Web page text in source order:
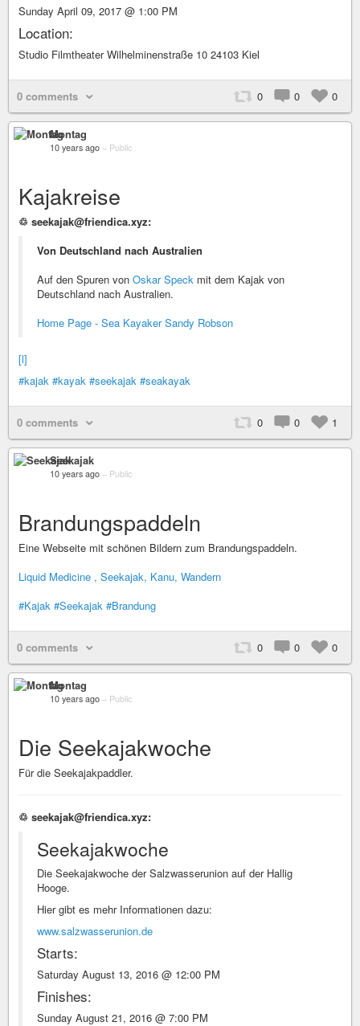
Sunday April 09, 2017 @ 1:00 PM
Location:
Studio Filmtheater Wilhelminenstraße 10 24103 Kiel
0 comments 0 0 0
Montag
10 years ago – Public
Kajakreise
♲ seekajak@friendica.xyz:
Von Deutschland nach Australien
Auf den Spuren von Oskar Speck mit dem Kajak von
Deutschland nach Australien.
Home Page - Sea Kayaker Sandy Robson
[l]
#kajak #kayak #seekajak #seakayak
0 comments 0 0 1
Seekajak
10 years ago – Public
Brandungspaddeln
Eine Webseite mit schönen Bildern zum Brandungspaddeln.
Liquid Medicine , Seekajak, Kanu, Wandern
#Kajak #Seekajak #Brandung
0 comments 0 0 0
Montag
10 years ago – Public
Die Seekajakwoche
Für die Seekajakpaddler.
♲ seekajak@friendica.xyz:
Seekajakwoche
Die Seekajakwoche der Salzwasserunion auf der Hallig
Hooge.
Hier gibt es mehr Informationen dazu:
www.salzwasserunion.de
Starts:
Saturday August 13, 2016 @ 12:00 PM
Finishes:
Sunday August 21, 2016 @ 7:00 PM